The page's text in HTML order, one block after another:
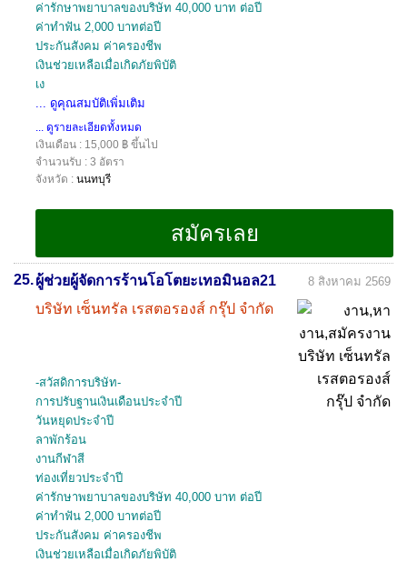
ค่ารักษาพยาบาลของบริษัท 40,000 บาท ต่อปี
ค่าทำฟัน 2,000 บาทต่อปี
ประกันสังคม ค่าครองชีพ
เงินช่วยเหลือเมื่อเกิดภัยพิบัติ
เง
... ดูคุณสมบัติเพิ่มเติม
... ดูรายละเอียดทั้งหมด
เงินเดือน : 15,000 ฿ ขึ้นไป
จำนวนรับ : 3 อัตรา
จังหวัด : นนทบุรี
25.ผู้ช่วยผู้จัดการร้านโอโตยะเทอมินอล21
บริษัท เซ็นทรัล เรสตอรองส์ กรุ๊ป จำกัด
8 สิงหาคม 2569
-สวัสดิการบริษัท-
การปรับฐานเงินเดือนประจำปี
วันหยุดประจำปี
ลาพักร้อน
งานกีฬาสี
ท่องเที่ยวประจำปี
ค่ารักษาพยาบาลของบริษัท 40,000 บาท ต่อปี
ค่าทำฟัน 2,000 บาทต่อปี
ประกันสังคม ค่าครองชีพ
เงินช่วยเหลือเมื่อเกิดภัยพิบัติ